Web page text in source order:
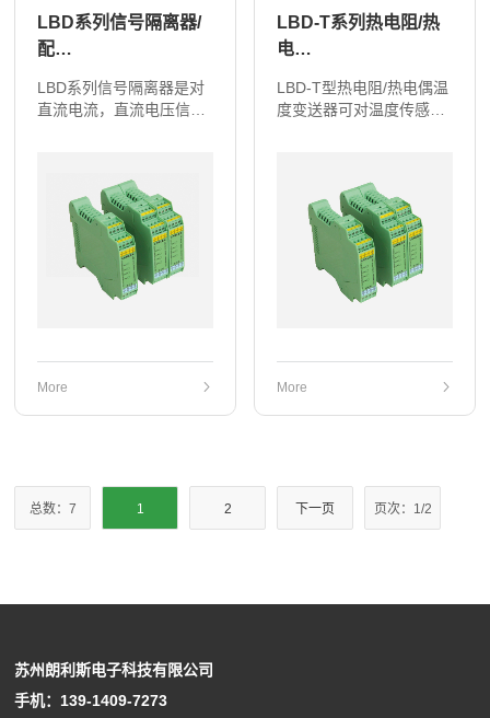
LBD系列信号隔离器/
配…
LBD系列信号隔离器是对
直流电流，直流电压信号
备的模拟信号输出。可一
进一出、一进二出、一
More
LBD-T系列热电阻/热
电…
LBD-T型热电阻/热电偶温
度变送器可对温度传感器
N、R、S、B进行精确测
量进…
More
总数：7 1 2 下一页 页次：1/2
苏州朗利斯电子科技有限公司
手机：139-1409-7273